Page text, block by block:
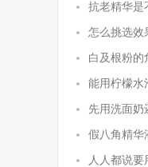
抗老精华是
怎么挑选效
白及根粉的
能用柠檬水
先用洗面奶
假八角精华
人人都说要